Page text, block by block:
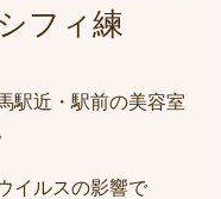
フィ練
駅近・駅前の美容室
イルスの影響で